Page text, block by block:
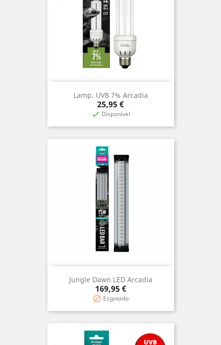
Lamp. UVB 7% Arcadia
Preço
25,95 €
 Disponível
Jungle Dawn LED Arcadia
Preço
169,95 €
 Esgotado